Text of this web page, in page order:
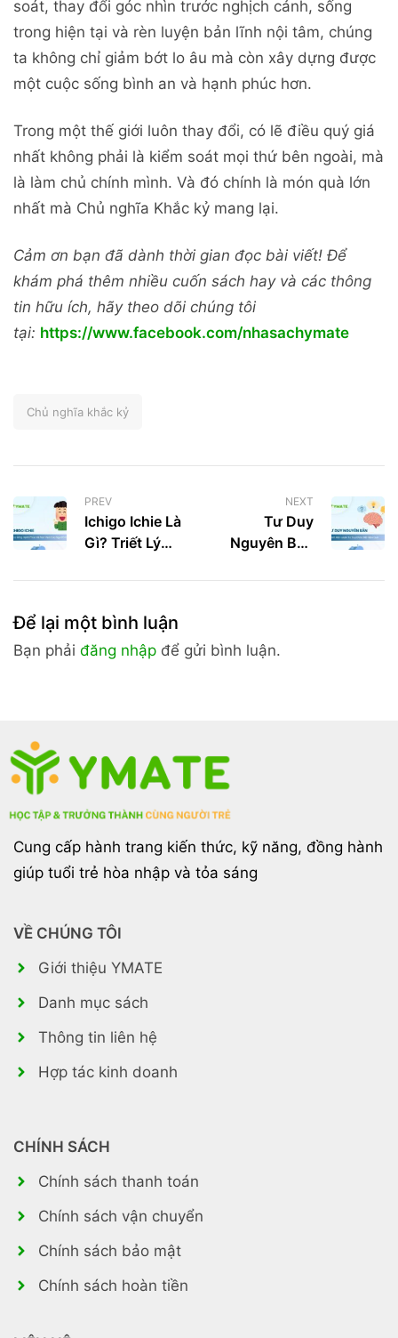
soát, thay đổi góc nhìn trước nghịch cảnh, sống
trong hiện tại và rèn luyện bản lĩnh nội tâm, chúng
ta không chỉ giảm bớt lo âu mà còn xây dựng được
một cuộc sống bình an và hạnh phúc hơn.
Trong một thế giới luôn thay đổi, có lẽ điều quý giá
nhất không phải là kiểm soát mọi thứ bên ngoài, mà
là làm chủ chính mình. Và đó chính là món quà lớn
nhất mà Chủ nghĩa Khắc kỷ mang lại.
Cảm ơn bạn đã dành thời gian đọc bài viết! Để
khám phá thêm nhiều cuốn sách hay và các thông
tin hữu ích, hãy theo dõi chúng tôi
tại: https://www.facebook.com/nhasachymate
Chủ nghĩa khắc kỷ
PREV
Ichigo Ichie Là
Gì? Triết Lý
Phúc Và Trọn
Người Nhật
NEXT
Tư Duy
Nguyên Bản
Rèn Luyện Tư
Để lại một bình luận
Bạn phải đăng nhập để gửi bình luận.
Cung cấp hành trang kiến thức, kỹ năng, đồng hành
giúp tuổi trẻ hòa nhập và tỏa sáng
VỀ CHÚNG TÔI
Giới thiệu YMATE
Danh mục sách
Thông tin liên hệ
Hợp tác kinh doanh
CHÍNH SÁCH
Chính sách thanh toán
Chính sách vận chuyển
Chính sách bảo mật
Chính sách hoàn tiền